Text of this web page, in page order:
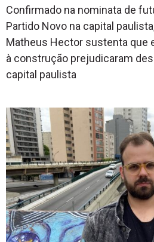
Confirmado na nominata de
Partido Novo na capital
Matheus Hector sustenta que
à construção prejudicaram
capital paulista